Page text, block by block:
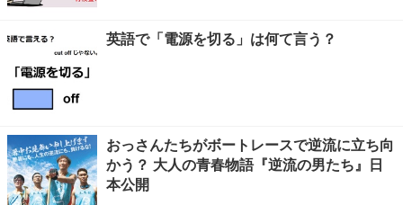
英語で「電源を切る」は何て言う？
おっさんたちがボートレースで逆流に立ち向
かう？ 大人の青春物語『逆流の男たち』日
本公開